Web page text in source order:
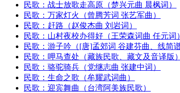
民歌：战士放歌走高原（楚兴元曲 晨枫词）
民歌：万家灯火（曾腾芳词 张艺军曲）
民歌：赶路（赵俊杰曲 刘岩词）
民歌：山村夜校办得好（王荣森词曲 任元词）
民歌：游子吟（[唐]孟郊词 谷建芬曲、线简
民歌：呷马查处（藏族民歌、藏文及音译版）
民歌：骆驼骑兵（党继志曲 张建中词）
民歌：生命之歌（牟耀武词曲）
民歌：迎宾舞曲（台湾阿美族民歌）